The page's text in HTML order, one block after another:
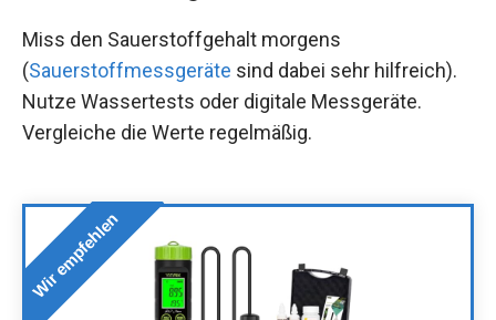
Miss den Sauerstoffgehalt morgens
(Sauerstoffmessgeräte sind dabei sehr hilfreich).
Nutze Wassertests oder digitale Messgeräte.
Vergleiche die Werte regelmäßig.
Wir empfehlen